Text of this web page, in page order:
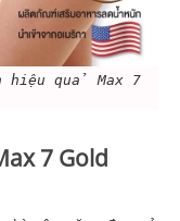
hiệu quả Max 7
7 Gold